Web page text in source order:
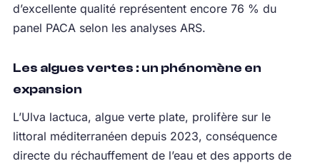
d’excellente qualité représentent encore 76 % du
panel PACA selon les analyses ARS.
Les algues vertes : un phénomène en
expansion
L’Ulva lactuca, algue verte plate, prolifère sur le
littoral méditerranéen depuis 2023, conséquence
directe du réchauffement de l’eau et des apports de